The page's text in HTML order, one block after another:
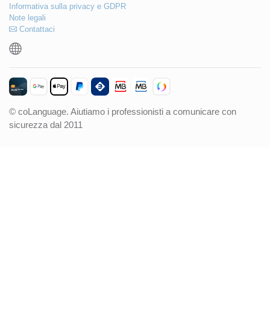
Informativa sulla privacy e GDPR
Note legali
Contattaci
© coLanguage. Aiutiamo i professionisti a comunicare con
sicurezza dal 2011